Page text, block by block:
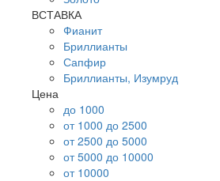
ВСТАВКА
Фианит
Бриллианты
Сапфир
Бриллианты, Изумруд
Цена
до 1000
от 1000 до 2500
от 2500 до 5000
от 5000 до 10000
от 10000